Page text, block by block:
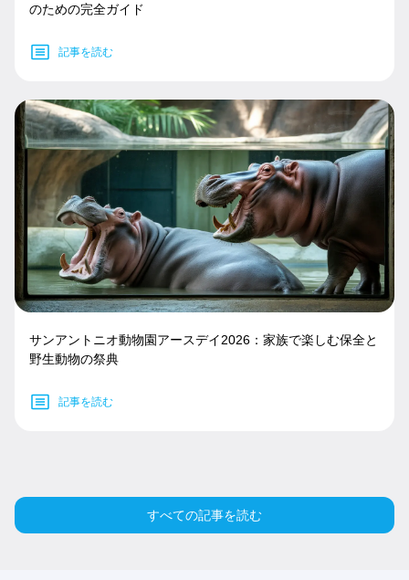
のための完全ガイド
記事を読む
サンアントニオ動物園アースデイ2026：家族で楽しむ保全と
野生動物の祭典
記事を読む
すべての記事を読む